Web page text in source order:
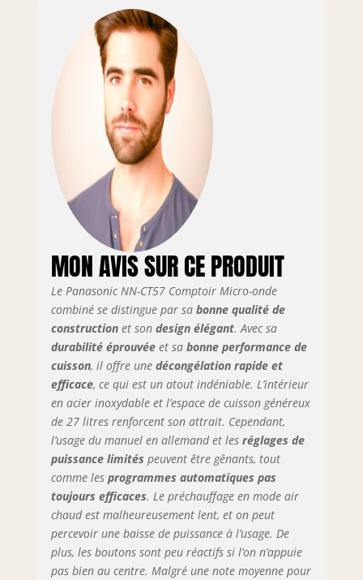
MON AVIS SUR CE PRODUIT
Le Panasonic NN-CT57 Comptoir Micro-onde
combiné se distingue par sa bonne qualité de
constructionet son design élégant. Avec sa
durabilité éprouvéeet sa bonne performance de
cuisson, il offre une décongélation rapide et
efficace, ce qui est un atout indéniable. L’intérieur
en acier inoxydable et l’espace de cuisson généreux
de 27 litres renforcent son attrait. Cependant,
l’usage du manuel en allemand et les réglages de
puissance limités peuvent être gênants, tout
comme les programmes automatiques pas
toujours efficaces. Le préchauffage en mode air
chaud est malheureusement lent, et on peut
percevoir une baisse de puissance à l’usage. De
plus, les boutons sont peu réactifs si l’on n’appuie
pas bien au centre. Malgré une note moyenne pour